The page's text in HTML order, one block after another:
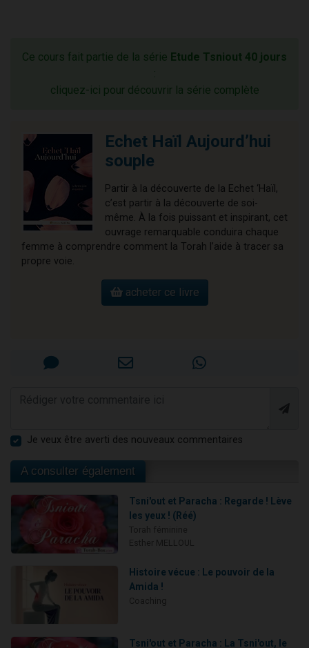
Ce cours fait partie de la série Etude Tsniout 40 jours
:
cliquez-ici pour découvrir la série complète
Echet Haïl Aujourd’hui
souple
Partir à la découverte de la Echet ‘Haïl,
c’est partir à la découverte de soi-
même. À la fois puissant et inspirant, cet
ouvrage remarquable conduira chaque
femme à comprendre comment la Torah l’aide à tracer sa
propre voie.
acheter ce livre
Je veux être averti des nouveaux commentaires
A consulter également
Tsni'out et Paracha : Regarde ! Lève
les yeux ! (Réé)
Histoire vécue : Le pouvoir de la
Amida !
Tsni'out et Paracha : La Tsni'out, le